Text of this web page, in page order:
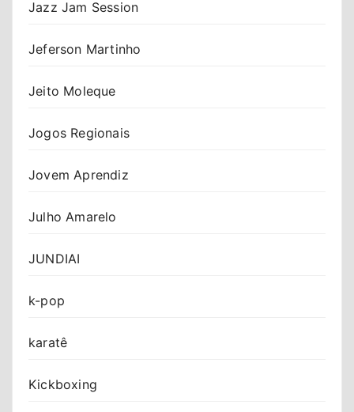
Jazz Jam Session
Jeferson Martinho
Jeito Moleque
Jogos Regionais
Jovem Aprendiz
Julho Amarelo
JUNDIAI
k-pop
karatê
Kickboxing